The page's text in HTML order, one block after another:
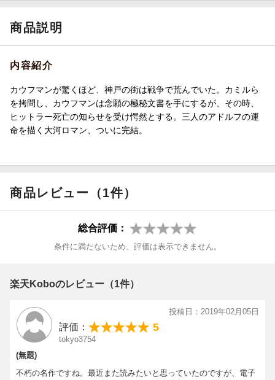
商品説明
内容紹介
カウフマンが驚くほど、神戸の街は戦争で荒んでいた。カミルら
を拷問し、カウフマンは念願の極秘文書を手にするが、その時、
ヒットラー死亡の知らせを受け愕然とする。三人のアドルフの運
命を描く大河ロマン、ついに完結。
商品レビュー（1件）
総合評価：
条件に満たないため、評価は表示できません。
楽天Koboのレビュー（1件）
投稿日：2019年02月05日
評価： 5
tokyo3754
(無題)
不朽の名作ですね。最近また読みたいと思っていたのですが、電子